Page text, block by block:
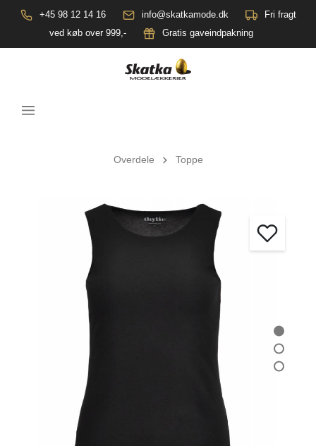
+45 98 12 14 16 info@skatkamode.dk
Fri fragt
ved køb over 999,-
Gratis gaveindpakning
Overdele Toppe